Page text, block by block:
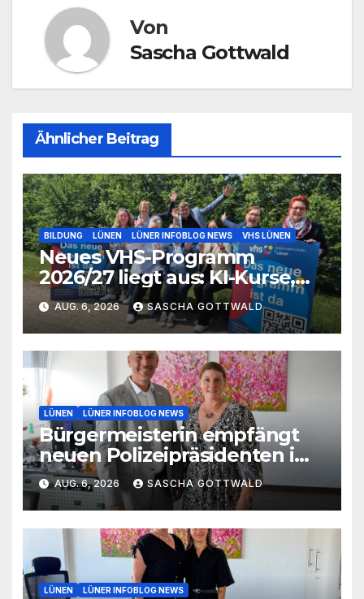
Von
Sascha Gottwald
Ähnlicher Beitrag
BILDUNG LÜNEN LÜNER INFOBLOG NEWS VHS LÜNEN
Neues VHS-Programm
2026/27 liegt aus: KI-Kurse,
IGA-Guides und neue
Formate
AUG. 6, 2026 SASCHA GOTTWALD
LÜNEN LÜNER INFOBLOG NEWS
Bürgermeisterin empfängt
neuen Polizeipräsidenten im
Rathaus
AUG. 6, 2026 SASCHA GOTTWALD
LÜNEN LÜNER INFOBLOG NEWS